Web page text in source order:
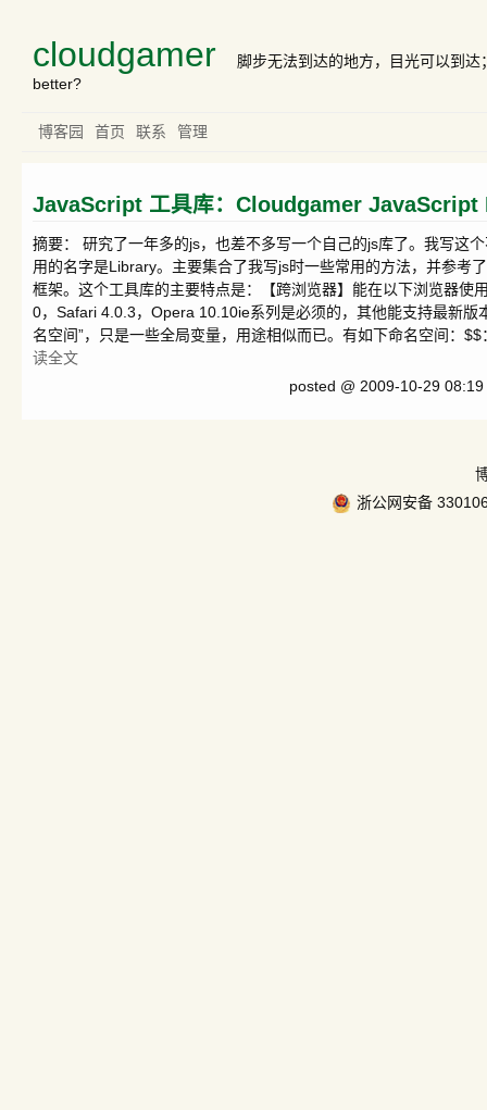
cloudgamer
脚步无法到达的地方，目光可以到
better?
博客园 首页 联系 管理
JavaScript 工具库：Cloudgamer JavaScript
摘要： 研究了一年多的js，也差不多写一个自己的js库了。我写这
用的名字是Library。主要集合了我写js时一些常用的方法，并参考
框架。这个工具库的主要特点是：【跨浏览器】能在以下浏览器使
0，Safari 4.0.3，Opera 10.10ie系列是必须的，其他能支持最新版
名空间”，只是一些全局变量，用途相似而已。有如下命名空间：
读全文
posted @ 2009-10-29
浙公网安备